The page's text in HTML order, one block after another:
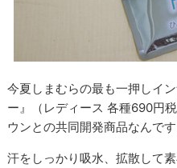
今夏しまむらの最も一押しイ
ー』（レディース 各種690円
ウンとの共同開発商品なんです
汗をしっかり吸水、拡散して